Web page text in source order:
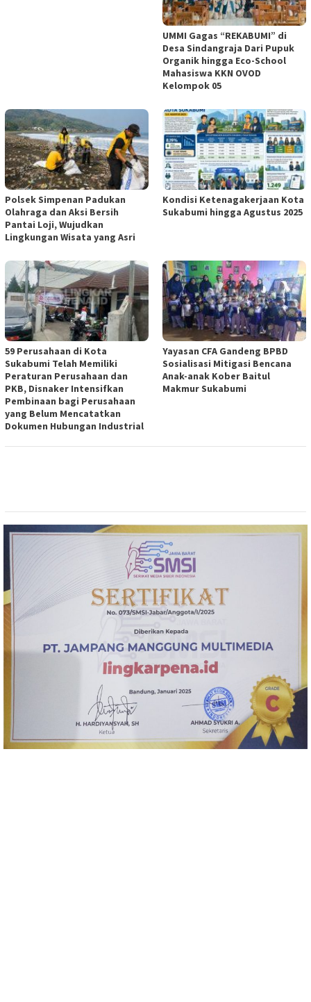
UMMI Gagas “REKABUMI” di
Desa Sindangraja Dari Pupuk
Organik hingga Eco-School
Mahasiswa KKN OVOD
Kelompok 05
Polsek Simpenan Padukan
Olahraga dan Aksi Bersih
Pantai Loji, Wujudkan
Lingkungan Wisata yang Asri
Kondisi Ketenagakerjaan Kota
Sukabumi hingga Agustus 2025
59 Perusahaan di Kota
Sukabumi Telah Memiliki
Peraturan Perusahaan dan
PKB, Disnaker Intensifkan
Pembinaan bagi Perusahaan
yang Belum Mencatatkan
Dokumen Hubungan Industrial
Yayasan CFA Gandeng BPBD
Sosialisasi Mitigasi Bencana
Anak-anak Kober Baitul
Makmur Sukabumi